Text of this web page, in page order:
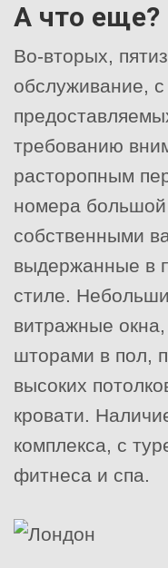
А что еще?
Во-вторых,
обслуживание,
требованию
расторопным
номера
собственными
выдержанные в
стиле.
витражные
шторами в пол,
высоких
кровати.
комплекса, с
фитнеса и спа.